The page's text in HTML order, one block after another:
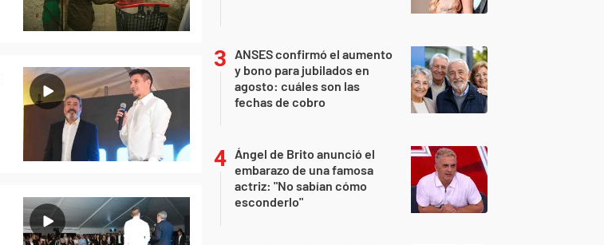
ANSES confirmó el aumento
y bono para jubilados en
agosto: cuáles son las
fechas de cobro
Ángel de Brito anunció el
embarazo de una famosa
actriz: "No sabían cómo
esconderlo"